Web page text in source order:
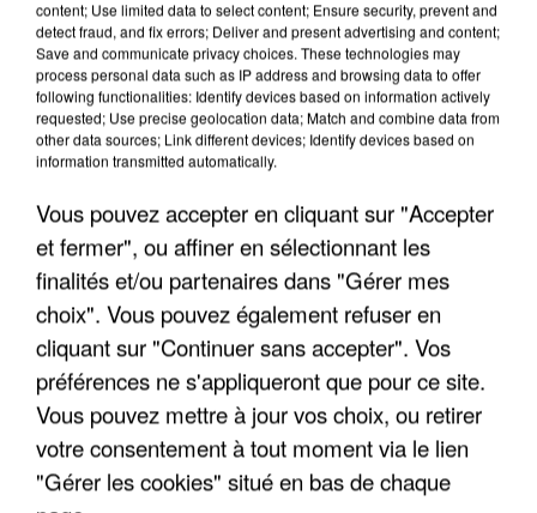
6 août 2026
Gabriel Attal et Raphaël Glucksmann visés par des
ingérences...
Sollicité, Sébastien Lecornu annonce un "travail
commun" avec les partis à la rentrée.
content; Use limited data to select content; Ensure security, prevent and
detect fraud, and fix errors; Deliver and present advertising and content;
Save and communicate privacy choices. These technologies may
process personal data such as IP address and browsing data to offer
following functionalities: Identify devices based on information actively
requested; Use precise geolocation data; Match and combine data from
other data sources; Link different devices; Identify devices based on
information transmitted automatically.
Vous pouvez accepter en cliquant sur "Accepter
et fermer", ou affiner en sélectionnant les
finalités et/ou partenaires dans "Gérer mes
choix". Vous pouvez également refuser en
cliquant sur "Continuer sans accepter". Vos
préférences ne s'appliqueront que pour ce site.
Vous pouvez mettre à jour vos choix, ou retirer
votre consentement à tout moment via le lien
"Gérer les cookies" situé en bas de chaque